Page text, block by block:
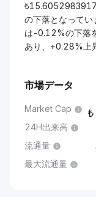
の下落となって
は-0.12%の下落
あり、+0.28%上
市場データ
Market Cap
24H出来高
流通量
最大流通量